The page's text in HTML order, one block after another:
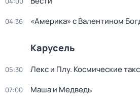
04:36 «Америка» с Валентином
Карусель
05:30 Лекс и Плу. Космические
07:00 Маша и Медведь